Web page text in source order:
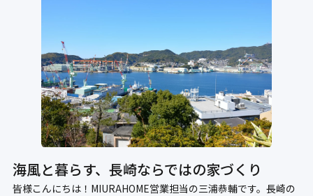
海風と暮らす、長崎ならではの家づくり
皆様こんにちは！MIURAHOME営業担当の三浦恭輔です。長崎の